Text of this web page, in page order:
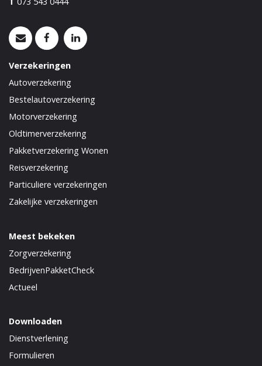
Verzekeringen
Autoverzekering
Bestelautoverzekering
Motorverzekering
Oldtimerverzekering
Pakketverzekering Wonen
Reisverzekering
Particuliere verzekeringen
Zakelijke verzekeringen
Meest bekeken
Zorgverzekering
BedrijvenPakketCheck
Actueel
Downloaden
Dienstverlening
Formulieren